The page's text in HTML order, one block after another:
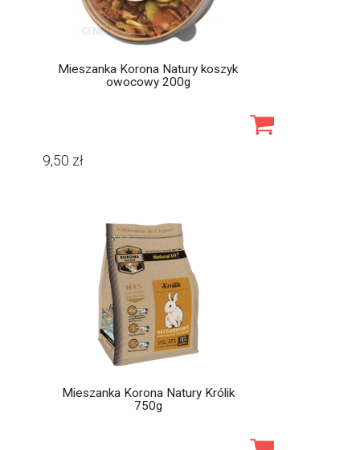
Mieszanka Korona Natury koszyk
owocowy 200g
9,50 zł
Mieszanka Korona Natury Królik
750g